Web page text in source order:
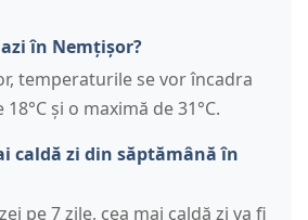
în Nemțișor?
temperaturile se vor încadra
și o maximă de 31°C.
caldă zi din săptămână în
pe 7 zile, cea mai caldă zi va fi